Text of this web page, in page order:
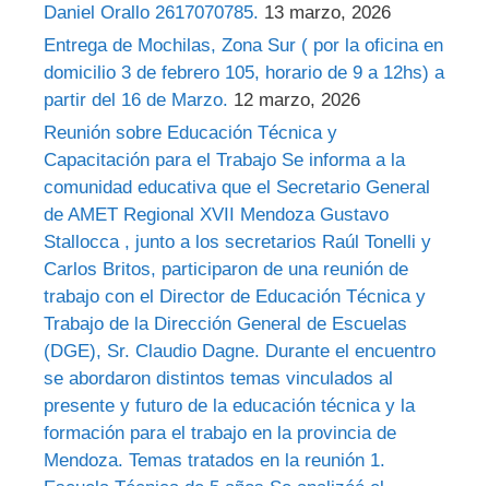
Daniel Orallo 2617070785. 13 marzo, 2026
Entrega de Mochilas, Zona Sur ( por la oficina en
domicilio 3 de febrero 105, horario de 9 a 12hs) a
partir del 16 de Marzo. 12 marzo, 2026
Reunión sobre Educación Técnica y
Capacitación para el Trabajo Se informa a la
comunidad educativa que el Secretario General
de AMET Regional XVII Mendoza Gustavo
Stallocca , junto a los secretarios Raúl Tonelli y
Carlos Britos, participaron de una reunión de
trabajo con el Director de Educación Técnica y
Trabajo de la Dirección General de Escuelas
(DGE), Sr. Claudio Dagne. Durante el encuentro
se abordaron distintos temas vinculados al
presente y futuro de la educación técnica y la
formación para el trabajo en la provincia de
Mendoza. Temas tratados en la reunión 1.